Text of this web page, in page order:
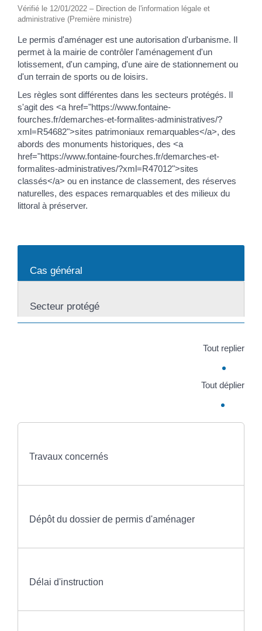
Vérifié le 12/01/2022 – Direction de l'information légale et
administrative (Première ministre)
Le permis d'aménager est une autorisation d'urbanisme. Il
permet à la mairie de contrôler l'aménagement d'un
lotissement, d'un camping, d'une aire de stationnement ou
d'un terrain de sports ou de loisirs.
Les règles sont différentes dans les secteurs protégés. Il
s'agit des <a href="https://www.fontaine-
fourches.fr/demarches-et-formalites-administratives/?
xml=R54682">sites patrimoniaux remarquables</a>, des
abords des monuments historiques, des <a
href="https://www.fontaine-fourches.fr/demarches-et-
formalites-administratives/?xml=R47012">sites
classés</a> ou en instance de classement, des réserves
naturelles, des espaces remarquables et des milieux du
littoral à préserver.
Cas général
Secteur protégé
Tout replier
Tout déplier
Travaux concernés
Dépôt du dossier de permis d'aménager
Délai d'instruction